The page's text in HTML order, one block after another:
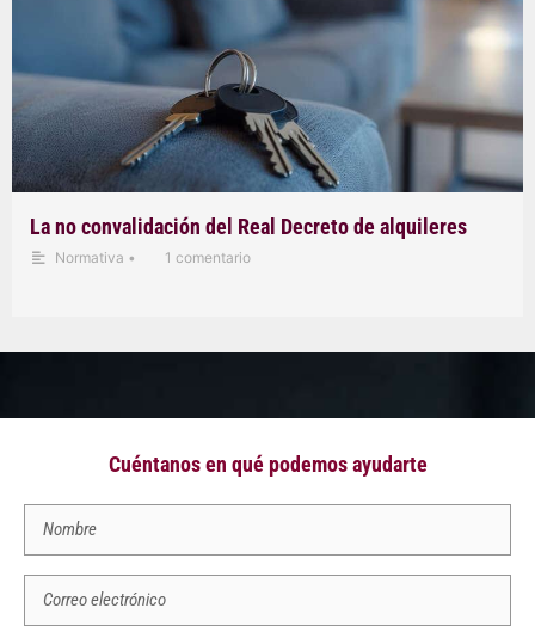
La no convalidación del Real Decreto de alquileres
Normativa • 1 comentario
Cuéntanos en qué podemos ayudarte